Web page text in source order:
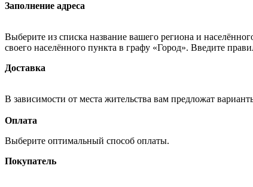
Заполнение адреса
Выберите из списка название вашего региона и
своего населённого пункта в графу «Город». Введите
Доставка
В зависимости от места жительства вам предложат
Оплата
Выберите оптимальный способ оплаты.
Покупатель